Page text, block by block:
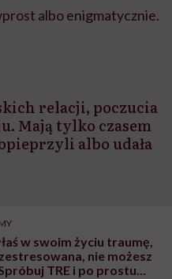
albo enigmatycznie.
relacji, poczucia
Mają tylko czasem
albo udała
w swoim życiu traumę,
nie możesz
TRE i po prostu